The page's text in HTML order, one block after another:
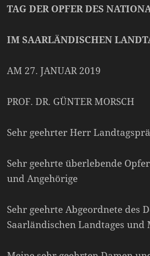
TAG DER OPFER DES
IM SAARLÄNDISCHEN
AM 27. JANUAR 2019
PROF. DR. GÜNTER MORSCH
Sehr geehrter Herr
Sehr geehrte überlebende
und Angehörige
Sehr geehrte Abgeordnete des
Saarländischen Landtages